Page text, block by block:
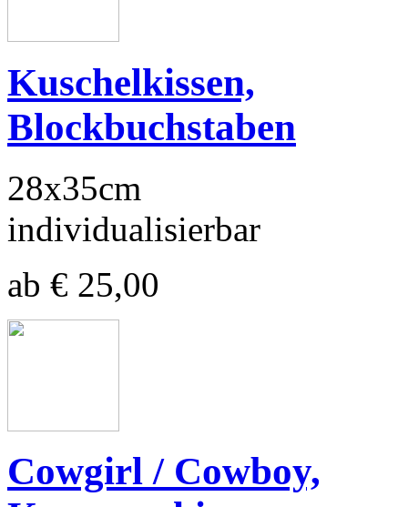
Kuschelkissen,
Blockbuchstaben
28x35cm
individualisierbar
ab € 25,00
Cowgirl / Cowboy,